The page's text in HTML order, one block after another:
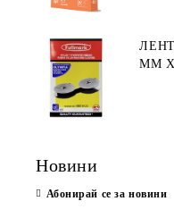
MM
Новини
Абонирай се за новини